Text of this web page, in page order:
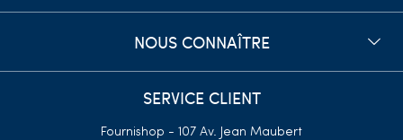
NOUS CONNAÎTRE
SERVICE CLIENT
Fournishop - 107 Av. Jean Maubert